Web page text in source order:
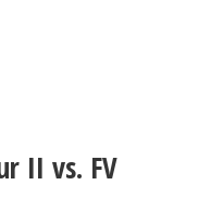
II vs. FV